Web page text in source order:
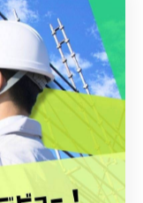
階での工夫が極
観点から、建物
事を組み込むこ
できます。特
見越したスケジ
タイミングで足